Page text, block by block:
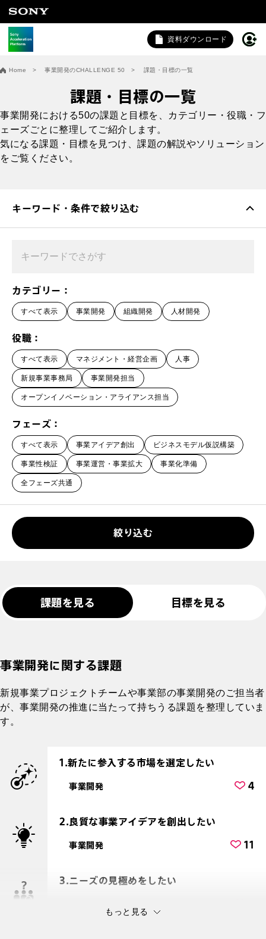
資料ダウンロード
Home 事業開発のCHALLENGE 50 課題・目標の一覧
課題・目標の一覧
事業開発における50の課題と目標を、カテゴリー・役職・フ
ェーズごとに整理してご紹介します。
気になる課題・目標を見つけ、課題の解説やソリューション
をご覧ください。
キーワード・条件で絞り込む
カテゴリー
すべて表示 事業開発 組織開発 人材開発
役職
すべて表示 マネジメント・経営企画 人事
新規事業事務局 事業開発担当
オープンイノベーション・アライアンス担当
フェーズ
すべて表示 事業アイデア創出 ビジネスモデル仮説構築
事業性検証 事業運営・事業拡大 事業化準備
全フェーズ共通
絞り込む
課題を見る 目標を見る
事業開発に関する課題
新規事業プロジェクトチームや事業部の事業開発のご担当者
が、事業開発の推進に当たって持ちうる課題を整理していま
す。
1.新たに参入する市場を選定したい
事業開発 4
2.良質な事業アイデアを創出したい
事業開発 11
3.ニーズの見極めをしたい
もっと見る
お問い合わせ
法人向けサービスに関するご相談・お問い合わせは以下のボタ
ンからお願いします（外部サイトにジャンプします）。
法人お問い合わせ
FAQ&個人お問い合わせは以下のボタンからお願いします。